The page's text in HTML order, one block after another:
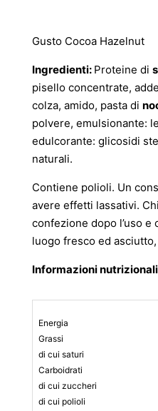
Gusto Cocoa Hazelnut
Ingredienti: Proteine di
pisello concentrate,
colza, amido, pasta di
polvere, emulsionante:
edulcorante: glicosidi
naturali.
Contiene polioli. Un
avere effetti lassativi.
confezione dopo l’uso
luogo fresco ed
Informazioni nutrizionali
Energia
Grassi
di cui saturi
Carboidrati
di cui zuccheri
di cui polioli